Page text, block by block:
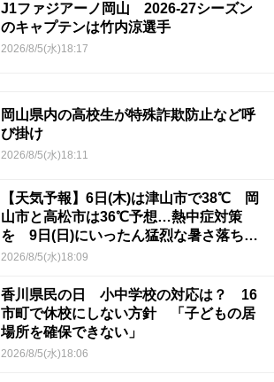
J1ファジアーノ岡山 2026-27シーズン
のキャプテンは竹内涼選手
2026/8/5(水)18:17
岡山県内の高校生が特殊詐欺防止など呼
び掛け
2026/8/5(水)18:11
【天気予報】6日(木)は津山市で38℃ 岡
山市と高松市は36℃予想…熱中症対策
を 9日(日)にいったん猛烈な暑さ落ち着
くか
2026/8/5(水)18:09
香川県民の日 小中学校の対応は？ 16
市町で休校にしない方針 「子どもの居
場所を確保できない」
2026/8/5(水)18:06